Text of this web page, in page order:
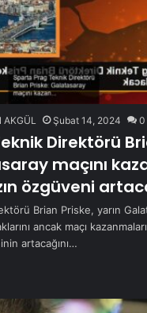
AKGÜL Şubat 14, 2024 0
Direktörü
maçını
özgüveni
Brian Priske, yarın
ancak maçı
artacağını…